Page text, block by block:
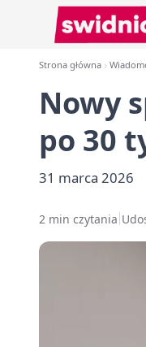
Strona główna
Nowy
po 30
31 marca 2026
2 min czytania